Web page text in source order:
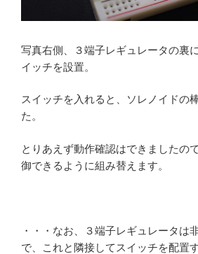
写真右側、３端子レギュレータの裏
イッチを設置。
スイッチを入れると、ソレノイドの
た。
とりあえず動作確認はできましたの
御できるように組み替えます。
・・・なお、３端子レギュレータは
で、これと隣接してスイッチを配置